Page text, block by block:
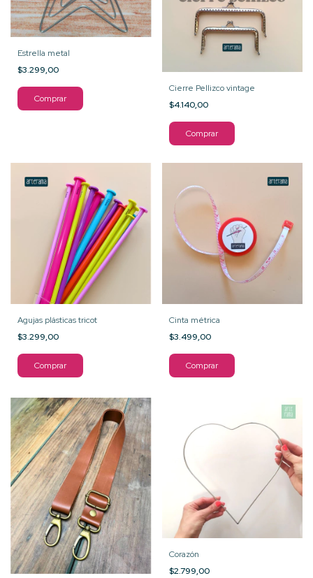
Estrella metal
$3.299,00
Comprar
Cierre Pellizco vintage
$4.140,00
Comprar
Agujas plásticas tricot
$3.299,00
Comprar
Cinta métrica
$3.499,00
Corazón
$2.799,00